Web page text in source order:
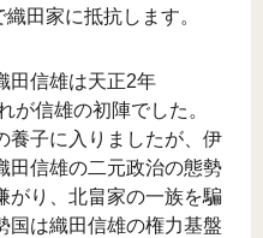
田家に抵抗します。
田信雄は天正2年
が信雄の初陣でした。
養子に入りましたが、伊
田信雄の二元政治の態勢
がり、北畠家の一族を騙
国は織田信雄の権力基盤